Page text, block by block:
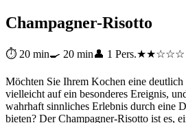
Champagner-Risotto
⏱ 20 min🍳 20 min👤 1 Pers.★★☆☆☆
Möchten Sie Ihrem Kochen eine
vielleicht auf ein besonderes Ereignis,
wahrhaft sinnliches Erlebnis durch eine
bieten? Der Champagner-Risotto ist es,